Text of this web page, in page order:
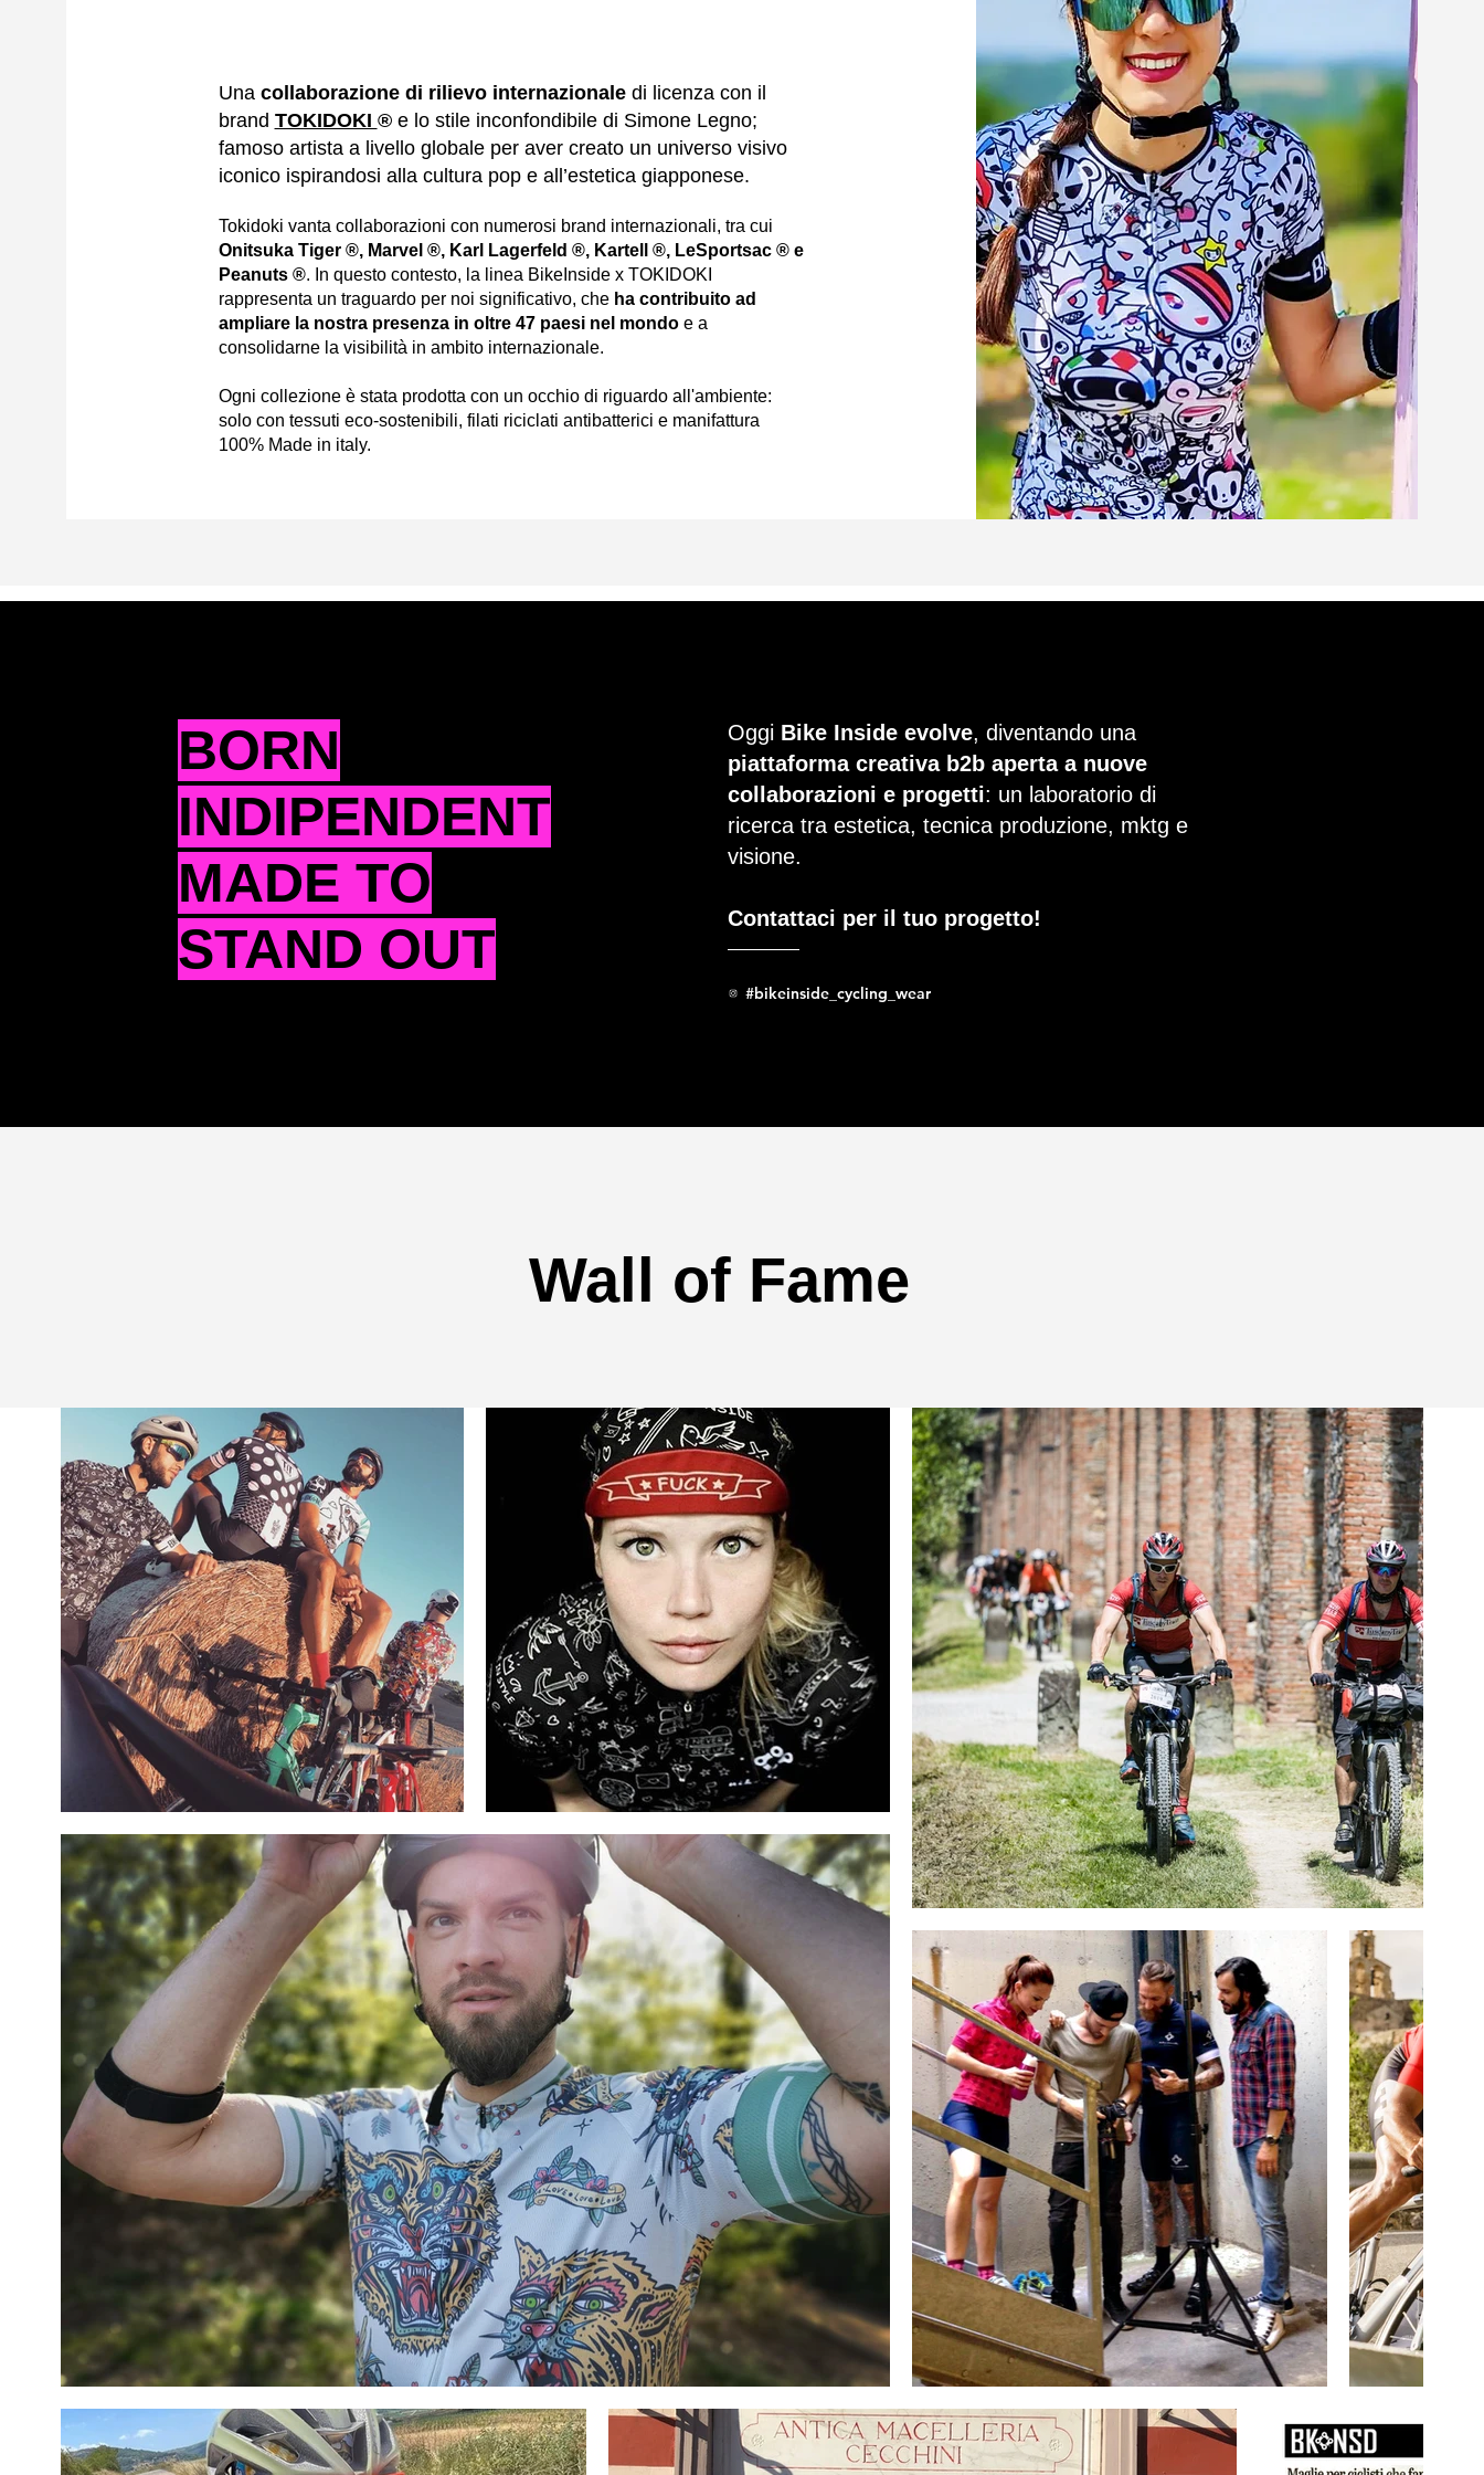
Una collaborazione di rilievo internazionaledi licenza con il
brand TOKIDOKI ®e lo stile inconfondibile di Simone Legno;
famoso artista a livello globale per aver creato un universo visivo
iconico ispirandosi alla cultura pop e all’estetica giapponese.
Tokidoki vanta collaborazioni con numerosi brand internazionali, tra cui
Onitsuka Tiger ®, Marvel ®, Karl Lagerfeld ®, Kartell ®, LeSportsac ® e
Peanuts ®. In questo contesto, la linea BikeInside x TOKIDOKI
rappresenta un traguardo per noi significativo, che ha contribuito ad
ampliare la nostra presenza in oltre 47 paesi nel mondoe a
consolidarne la visibilità in ambito internazionale.
Ogni collezione è stata prodotta con un occhio di riguardo all'ambiente:
solo con tessuti eco-sostenibili, filati riciclati antibatterici e manifattura
100% Made in italy.
BORN
INDIPENDENT
MADE TO
STAND OUT
Oggi Bike Inside evolve, diventando una
piattaforma creativa b2b aperta a nuove
collaborazioni e progetti: un laboratorio di
ricerca tra estetica, tecnica produzione, mktg e
visione.
Contattaci per il tuo progetto!
#bikeinside_cycling_wear
Wall of Fame